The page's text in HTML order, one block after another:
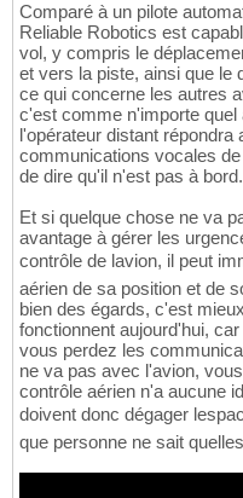
Comparé à un pilote
Reliable Robotics est
vol, y compris le
et vers la piste, ainsi que le
ce qui concerne les autres
c'est comme n'importe
l'opérateur distant répondra
communications vocales
de dire qu'il n'est pas à bord.
Et si quelque chose ne va
avantage à gérer les
contrôle de lavion, il peut
aérien de sa position et de
bien des égards, c'est
fonctionnent aujourd'hui,
vous perdez les
ne va pas avec l'avion,
contrôle aérien n'a aucune
doivent donc dégager
que personne ne sait